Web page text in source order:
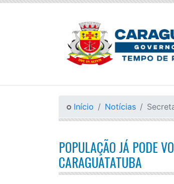
Início Notícias
POPULAÇÃO JÁ PODE
CARAGUATATUBA